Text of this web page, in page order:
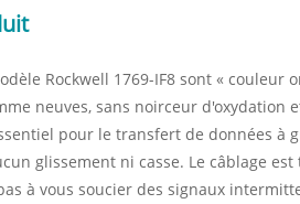
Rockwell 1769-IF8 sont «
neuves, sans noirceur d'oxydation
pour le transfert de données à
glissement ni casse. Le câblage
à vous soucier des signaux